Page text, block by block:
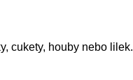
cukety, houby nebo lilek.